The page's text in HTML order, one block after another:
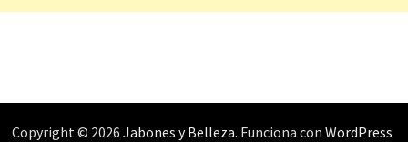
Copyright © 2026 Jabones y Belleza. Funciona con WordPress